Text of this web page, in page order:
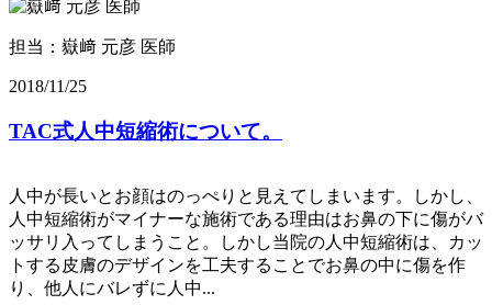
担当：嶽﨑 元彦 医師
2018/11/25
TAC式人中短縮術について。
人中が長いとお顔はのっぺりと見えてしまいます。しかし、
人中短縮術がマイナーな施術である理由はお鼻の下に傷がバ
ッサリ入ってしまうこと。しかし当院の人中短縮術は、カッ
トする皮膚のデザインを工夫することでお鼻の中に傷を作
り、他人にバレずに人中...